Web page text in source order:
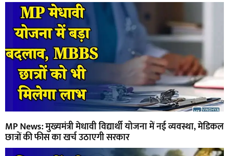
MP News: मुख्यमंत्री मेधावी विद्यार्थी योजना में नई व्यवस्था, मेडिकल
छात्रों की फीस का खर्च उठाएगी सरकार